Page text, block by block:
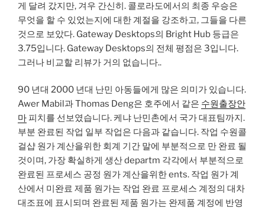
게 달려 갔지만, 겨우 간신히. 콜로라도에서의 최종 우승은
무엇을 할 수 있었는지에 대한 계절을 강조하고, 그들을 다른
것으로 보았다. Gateway Desktops의 Bright Hub 등급은
3.75입니다. Gateway Desktops의 전체 평점은 3입니다.
그러나 비교할 리뷰가 거의 없습니다..
90 년대 2000 년대 난민 아동들에게 많은 의미가 있습니다.
Awer Mabil과 Thomas Deng은 호주에서 같은 수원출장안
마 피치를 선보였습니다. 케냐 난민촌에서 국가 대표팀까지.
부분 완료된 작업 일부 작업은 다음과 같습니다. 작업 수원콜
걸샵 원가 계산을위한 회계 기간 말에 부분적으로 만 완료 될
것이며, 가장 확실하게 생산 departm 각각에서 부분적으로
완료된 프로세스 공정 원가 계산을위한 ents. 작업 원가 계
산에서 미완료 제품 원가는 작업 완료 프로세스 계정의 대차
대조표에 표시되며 완료된 제품 원가는 완제품 계정에 반영